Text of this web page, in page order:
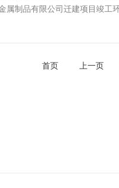
属制品有限公司迁建项目竣工
首页 上一页